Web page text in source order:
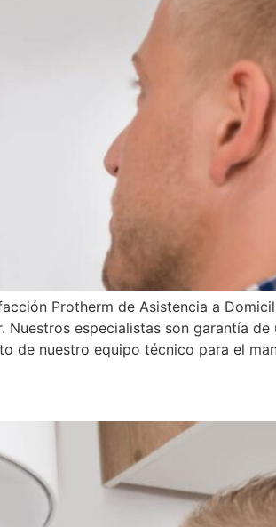
Protherm de Asistencia a
especialistas son garantía de
de nuestro equipo técnico para el